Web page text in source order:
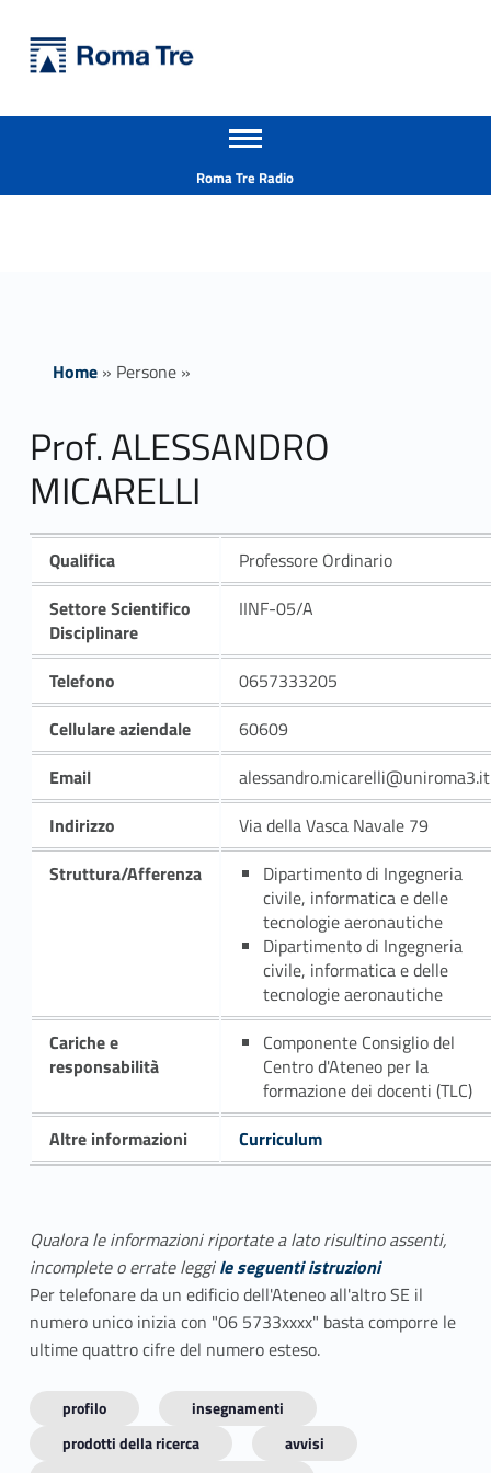
Prof. ALESSANDRO MICARELLI - Università Roma Tre
Apri il menu secondario
Roma Tre Radio
Home» Persone»
Prof. ALESSANDRO
MICARELLI
Qualifica
Professore Ordinario
Settore Scientifico
Disciplinare
IINF-05/A
Telefono
0657333205
Cellulare aziendale
60609
Email
alessandro.micarelli@uniroma3.it
Indirizzo
Via della Vasca Navale 79
Struttura/Afferenza
Dipartimento di Ingegneria
civile, informatica e delle
tecnologie aeronautiche
Dipartimento di Ingegneria
civile, informatica e delle
tecnologie aeronautiche
Cariche e
responsabilità
Componente Consiglio del
Centro d'Ateneo per la
formazione dei docenti (TLC)
Altre informazioni
Curriculum
Qualora le informazioni riportate a lato risultino assenti,
incomplete o errate leggile seguenti istruzioni
Per telefonare da un edificio dell'Ateneo all'altro SE il
numero unico inizia con "06 5733xxxx" basta comporre le
ultime quattro cifre del numero esteso.
profilo
insegnamenti
prodotti della ricerca
avvisi